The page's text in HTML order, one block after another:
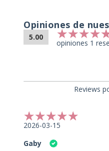
Opiniones de
5.00
opiniones 1
Reviews
2026-03-15
Gaby